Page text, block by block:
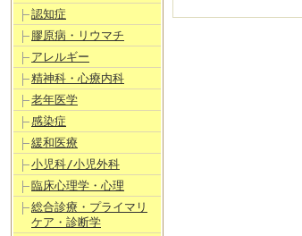
認知症
膠原病・リウマチ
アレルギー
精神科・心療内科
老年医学
感染症
緩和医療
小児科/小児外科
臨床心理学・心理
総合診療・プライマリ
ケア・診断学